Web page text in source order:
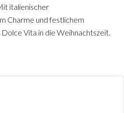
italienischer
Charme und festlichem
Vita in die Weihnachtszeit.